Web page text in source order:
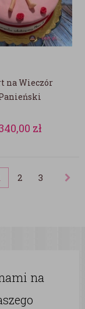
na Wieczór
zł
2 3
na